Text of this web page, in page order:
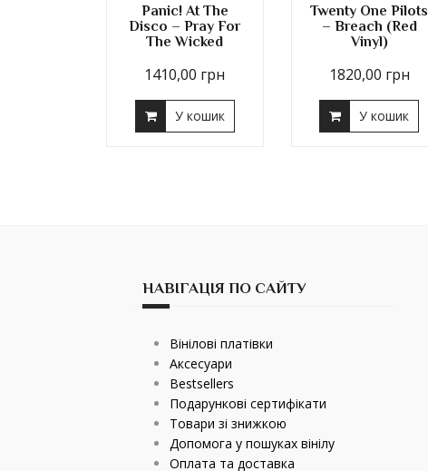
Panic! At The
Disco – Pray For
The Wicked
1410,00 грн
У кошик
Twenty One Pilots
– Breach (Red
Vinyl)
1820,00 грн
У кошик
НАВІГАЦІЯ ПО САЙТУ
Вінілові платівки
Аксесуари
Bestsellers
Подарункові сертифікати
Товари зі знижкою
Допомога у пошуках вінілу
Оплата та доставка